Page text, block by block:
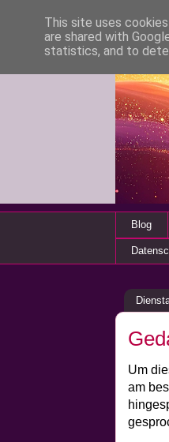
Blog
Um
am
This site uses
are shared with
statistics, and to